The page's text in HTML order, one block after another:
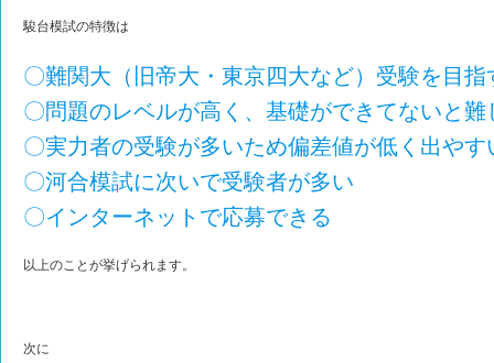
駿台模試の特徴は
〇難関大（旧帝大・東京四大など）受験を目
〇問題のレベルが高く、基礎ができてないと難
〇実力者の受験が多いため偏差値が低く出やす
〇河合模試に次いで受験者が多い
〇インターネットで応募できる
以上のことが挙げられます。
次に